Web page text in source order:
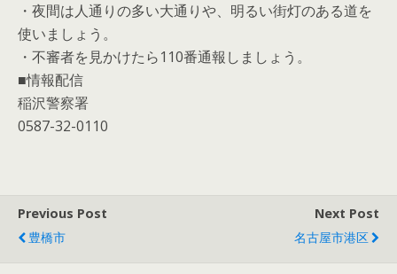
・夜間は人通りの多い大通りや、明るい街灯のある道を
使いましょう。
・不審者を見かけたら110番通報しましょう。
■情報配信
稲沢警察署
0587-32-0110
Previous Post
豊橋市
Next Post
名古屋市港区